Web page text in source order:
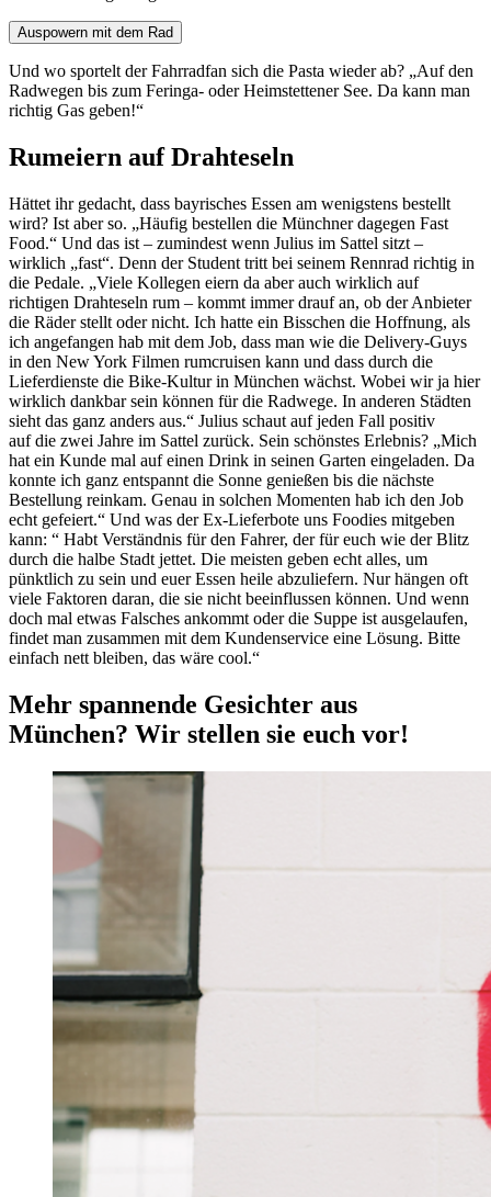
Auspowern mit dem Rad
Und wo sportelt der Fahrradfan sich die Pasta wieder ab? „Auf den
Radwegen bis zum Feringa- oder Heimstettener See. Da kann man
richtig Gas geben!“
Rumeiern auf Drahteseln
Hättet ihr gedacht, dass bayrisches Essen am wenigstens bestellt
wird? Ist aber so. „Häufig bestellen die Münchner dagegen Fast
Food.“ Und das ist – zumindest wenn Julius im Sattel sitzt –
wirklich „fast“. Denn der Student tritt bei seinem Rennrad richtig in
die Pedale. „Viele Kollegen eiern da aber auch wirklich auf
richtigen Drahteseln rum – kommt immer drauf an, ob der Anbieter
die Räder stellt oder nicht. Ich hatte ein Bisschen die Hoffnung, als
ich angefangen hab mit dem Job, dass man wie die Delivery-Guys
in den New York Filmen rumcruisen kann und dass durch die
Lieferdienste die Bike-Kultur in München wächst. Wobei wir ja hier
wirklich dankbar sein können für die Radwege. In anderen Städten
sieht das ganz anders aus.“ Julius schaut auf jeden Fall positiv
auf die zwei Jahre im Sattel zurück. Sein schönstes Erlebnis? „Mich
hat ein Kunde mal auf einen Drink in seinen Garten eingeladen. Da
konnte ich ganz entspannt die Sonne genießen bis die nächste
Bestellung reinkam. Genau in solchen Momenten hab ich den Job
echt gefeiert.“ Und was der Ex-Lieferbote uns Foodies mitgeben
kann: “ Habt Verständnis für den Fahrer, der für euch wie der Blitz
durch die halbe Stadt jettet. Die meisten geben echt alles, um
pünktlich zu sein und euer Essen heile abzuliefern. Nur hängen oft
viele Faktoren daran, die sie nicht beeinflussen können. Und wenn
doch mal etwas Falsches ankommt oder die Suppe ist ausgelaufen,
findet man zusammen mit dem Kundenservice eine Lösung. Bitte
einfach nett bleiben, das wäre cool.“
Mehr spannende Gesichter aus
München? Wir stellen sie euch vor!